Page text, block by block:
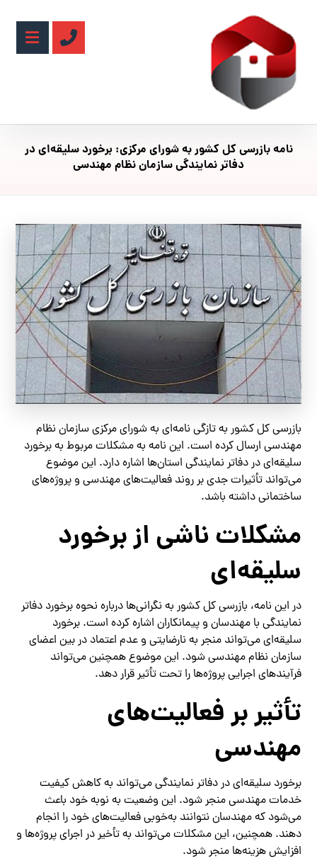
نامه بازرسی کل کشور به شورای مرکزی: برخورد سلیقه‌ای در
دفاتر نمایندگی سازمان نظام مهندسی
بازرسی کل کشور به تازگی نامه‌ای به شورای مرکزی سازمان نظام
مهندسی ارسال کرده است. این نامه به مشکلات مربوط به برخورد
سلیقه‌ای در دفاتر نمایندگی استان‌ها اشاره دارد. این موضوع
می‌تواند تأثیرات جدی بر روند فعالیت‌های مهندسی و پروژه‌های
ساختمانی داشته باشد.
مشکلات ناشی از برخورد
سلیقه‌ای
در این نامه، بازرسی کل کشور به نگرانی‌ها درباره نحوه برخورد دفاتر
نمایندگی با مهندسان و پیمانکاران اشاره کرده است. برخورد
سلیقه‌ای می‌تواند منجر به نارضایتی و عدم اعتماد در بین اعضای
سازمان نظام مهندسی شود. این موضوع همچنین می‌تواند
فرآیندهای اجرایی پروژه‌ها را تحت تأثیر قرار دهد.
تأثیر بر فعالیت‌های
مهندسی
برخورد سلیقه‌ای در دفاتر نمایندگی می‌تواند به کاهش کیفیت
خدمات مهندسی منجر شود. این وضعیت به نوبه خود باعث
می‌شود که مهندسان نتوانند به‌خوبی فعالیت‌های خود را انجام
دهند. همچنین، این مشکلات می‌تواند به تأخیر در اجرای پروژه‌ها و
افزایش هزینه‌ها منجر شود.